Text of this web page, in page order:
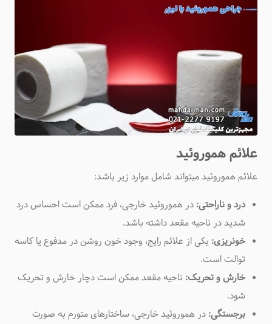
علائم هموروئید
علائم هموروئید میتواند شامل موارد زیر باشد:
درد و ناراحتی: در هموروئید خارجی، فرد ممکن است احساس درد
شدید در ناحیه مقعد داشته باشد.
خونریزی: یکی از علائم رایج، وجود خون روشن در مدفوع یا کاسه
توالت است.
خارش و تحریک: ناحیه مقعد ممکن است دچار خارش و تحریک
شود.
برجستگی: در هموروئید خارجی، ساختارهای متورم به صورت